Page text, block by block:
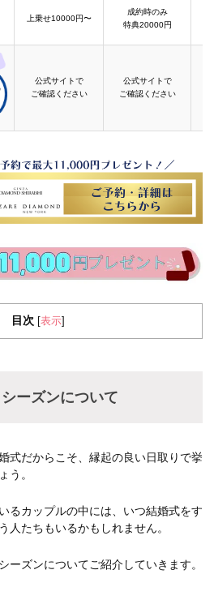
上乗せ10000円〜
成約時のみ
特典20000円
公式サイトで
ご確認ください
公式サイトで
ご確認ください
目次 表示
ーズンについて
式だからこそ、縁起の良い日取りで挙
う。
るカップルの中には、いつ結婚式をす
人たちもいるかもしれません。
ーズンについてご紹介していきます。